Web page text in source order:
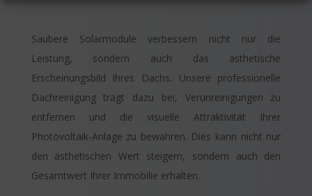
Saubere Solarmodule verbessern nicht nur die
Leistung, sondern auch das ästhetische
Erscheinungsbild Ihres Dachs. Unsere professionelle
Dachreinigung trägt dazu bei, Verunreinigungen zu
entfernen und die visuelle Attraktivität Ihrer
Photovoltaik-Anlage zu bewahren. Dies kann nicht nur
den ästhetischen Wert steigern, sondern auch den
Gesamtwert Ihrer Immobilie erhalten.